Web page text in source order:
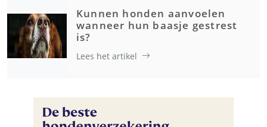
Kunnen honden aanvoelen
wanneer hun baasje gestrest
is?
Lees het artikel